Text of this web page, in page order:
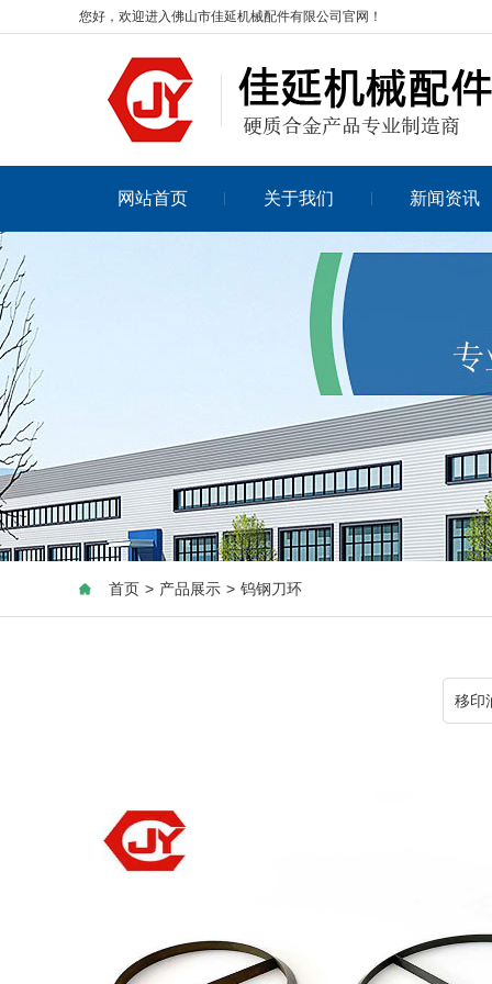
您好，欢迎进入佛山市佳延机械配件有限公司官网！
网站首页 关于我们 新闻资讯
首页 > 产品展示 > 钨钢刀环
移印